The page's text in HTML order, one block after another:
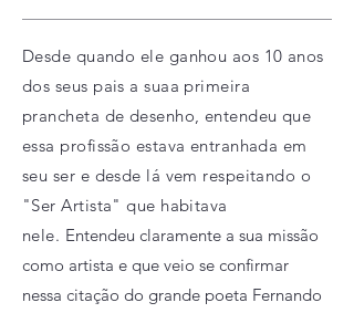
Desde quando ele ganhou aos 10 anos
dos seus pais a suaa primeira
prancheta de desenho, entendeu que
essa profissão estava entranhada em
seu ser e desde lá vem respeitando o
"Ser Artista" que habitava
nele. Entendeu claramente a sua missão
como artista e que veio se confirmar
nessa citação do grande poeta Fernando